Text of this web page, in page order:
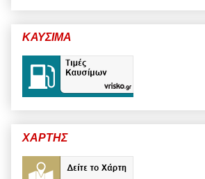
ΚΑΥΣΙΜΑ
ΧΑΡΤΗΣ